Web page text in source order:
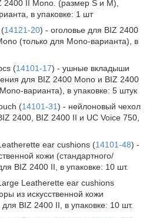
2400 II Mono. (размер S и M),
в упаковке: 1 шт
14121-20) - оголовье для BIZ 2400
(только для Mono-варианта), в
(14101-17) - ушные вкладыши
для BIZ 2400 Mono и BIZ 2400
варианта), в упаковке: 5 штук
(14101-31) - нейлоновый чехол
2400, BIZ 2400 II и UC Voice 750,
ear cushions (14101-48) -
кожи (стандартного/
BIZ 2400 II, в упаковке: 10 шт.
Leatherette ear cushions
из искусственной кожи
BIZ 2400 II, в упаковке: 10 шт.